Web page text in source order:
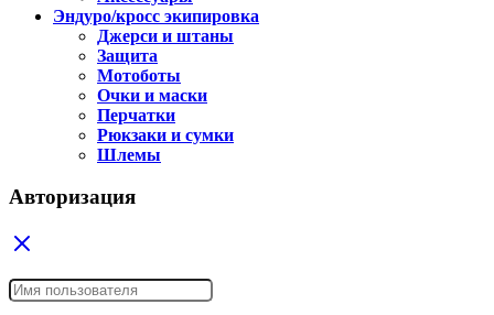
Эндуро/кросс экипировка
Джерси и штаны
Защита
Мотоботы
Очки и маски
Перчатки
Рюкзаки и сумки
Шлемы
Авторизация